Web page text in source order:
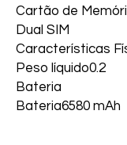
Cartão de
Dual SIM
Características
Peso líquido0.2
Bateria
Bateria6580 mAh